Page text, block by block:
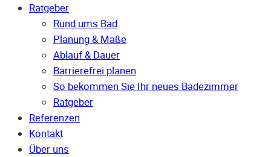
Ratgeber
Rund ums Bad
Planung & Maße
Ablauf & Dauer
Barrierefrei planen
So bekommen Sie Ihr neues Badezimmer
Ratgeber
Referenzen
Kontakt
Über uns